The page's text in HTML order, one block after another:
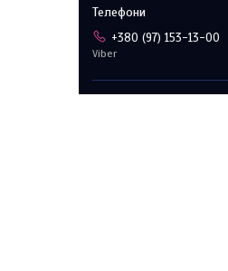
+380 (97) 153-13-00
Viber